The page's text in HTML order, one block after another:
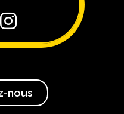

nous